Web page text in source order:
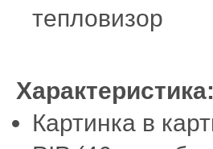
тепловизор
Характеристика:
Картинка в